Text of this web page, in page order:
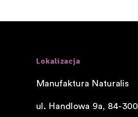
Lokalizacja
Manufaktura Naturalis
ul. Handlowa 9a, 84-300